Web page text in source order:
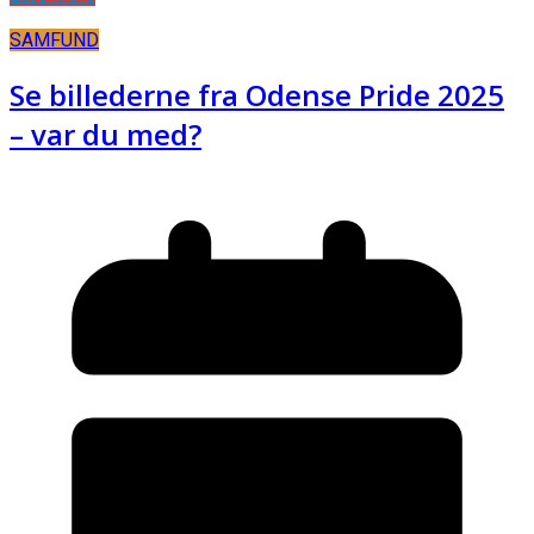
SAMFUND
Se billederne fra Odense Pride 2025
– var du med?